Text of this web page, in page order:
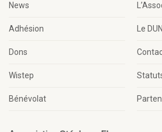
News
Adhésion Le
Dons
Wistep
Bénévolat